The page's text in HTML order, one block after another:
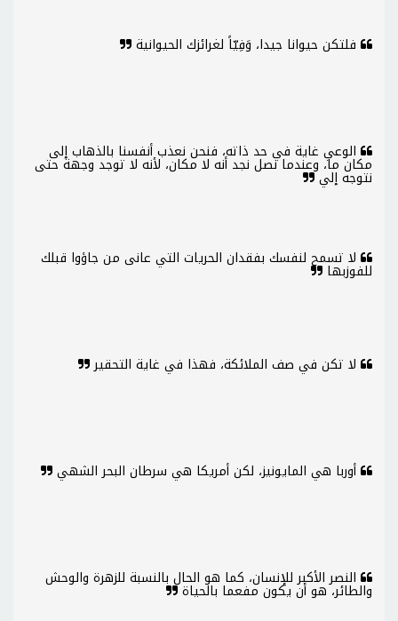
فلتكن حيوانا جيدا، وَفِيّاً لغرائزك الحيوانية
الوعي غاية في حد ذاته، فنحن نعذب أنفسنا بالذهاب إلى
مكان ما، وعندما نصل نجد أنه لا مكان، لأنه لا توجد وجهة حتى
نتوجه إلي
لا تسمح لنفسك بفقدان الحريات التي عانى من جاؤوا قبلك
للفوزبها
لا تكن في صف الملائكة، فهذا في غاية التحقير
أوربا هي المايونيز، لكن أمريكا هي سرطان البحر الشهي
النصر الأكبر للإنسان، كما هو الحال بالنسبة للزهرة والوحش
والطائر، هو أن يكون مفعما بالحياة